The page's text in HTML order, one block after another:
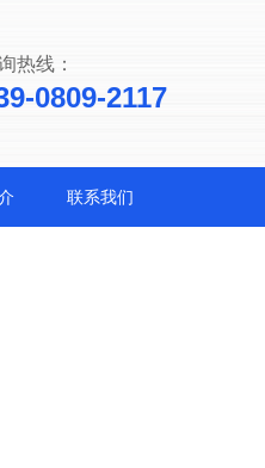
热线：
0809-2117
联系我们